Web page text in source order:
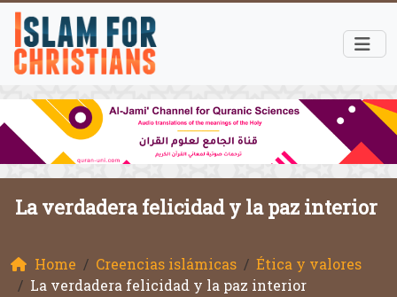
La verdadera felicidad y la paz interior
Home Creencias islámicas
Ética y valores
La verdadera felicidad y la paz interior